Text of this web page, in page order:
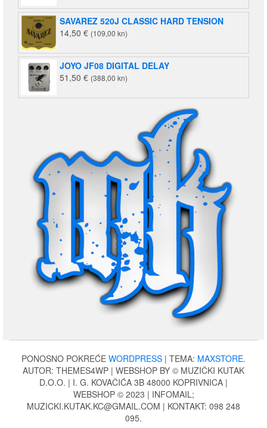
SAVAREZ 520J CLASSIC HARD TENSION
14,50 € (109,00 kn)
JOYO JF08 DIGITAL DELAY
51,50 € (388,00 kn)
PONOSNO POKREĆE WORDPRESS | TEMA: MAXSTORE.
AUTOR: THEMES4WP | WEBSHOP BY © MUZIČKI KUTAK
D.O.O. | I. G. KOVAČIĆA 3B 48000 KOPRIVNICA |
WEBSHOP © 2023 | INFOMAIL;
MUZICKI.KUTAK.KC@GMAIL.COM | KONTAKT: 098 248
095.